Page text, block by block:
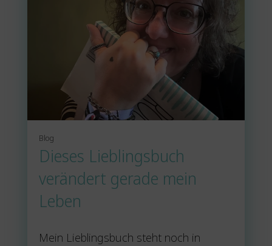
Blog
Dieses Lieblingsbuch
verändert gerade mein
Leben
Mein Lieblingsbuch steht noch in